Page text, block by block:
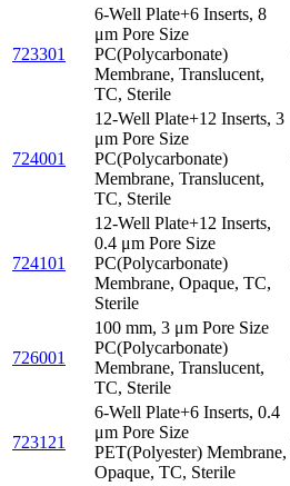
723301
6-Well Plate+6 Inserts, 8
μm Pore Size
PC(Polycarbonate)
Membrane, Translucent,
TC, Sterile
724001
12-Well Plate+12 Inserts, 3
μm Pore Size
PC(Polycarbonate)
Membrane, Translucent,
TC, Sterile
724101
12-Well Plate+12 Inserts,
0.4 μm Pore Size
PC(Polycarbonate)
Membrane, Opaque, TC,
Sterile
726001
100 mm, 3 μm Pore Size
PC(Polycarbonate)
Membrane, Translucent,
TC, Sterile
723121
6-Well Plate+6 Inserts, 0.4
μm Pore Size
PET(Polyester) Membrane,
Opaque, TC, Sterile